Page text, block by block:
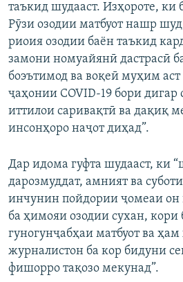
таъкид шудааст. Изҳороте, ки
Рӯзи озодии матбуот нашр
риоия озодии баён таъкид
замони номуайянӣ дастрасӣ
боэътимод ва воқеӣ муҳим
ҷаҳонии COVID-19 бори дигар
иттилои саривақтӣ ва дақиқ
инсонҳоро наҷот диҳад”.
Дар идома гуфта шудааст, ки
дарозмуддат, амният ва
инчунин пойдории ҷомеаи он
ба ҳимояи озодии сухан, кори
гуногунҷабҳаи матбуот ва
журналистон ба кор бидуни
фишорро тақозо мекунад”.